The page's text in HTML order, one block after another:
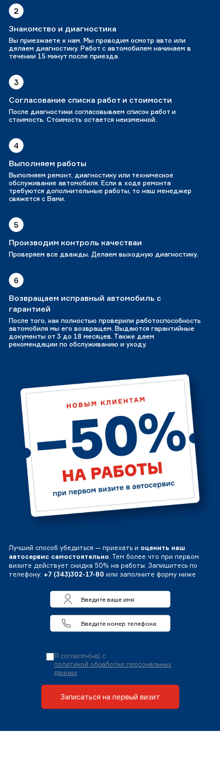
2
Знакомство и диагностика
Вы приезжаете к нам. Мы проводим осмотр авто или
делаем диагностику. Работ с автомобилем начинаем в
течении 15 минут после приезда.
3
Согласование списка работ и стоимости
После диагностики согласовываем список работ и
стоимость. Стоимость остается неизменной.
4
Выполняем работы
Выполняем ремонт, диагностику или техническое
обслуживание автомобиля. Если в ходе ремонта
требуются дополнительные работы, то наш менеджер
свяжется с Вами.
5
Производим контроль качестваи
Проверяем все дважды. Делаем выходную диагностику.
6
Возвращаем исправный автомобиль с
гарантией
После того, как полностью проверили работоспособность
автомобиля мы его возвращем. Выдаются гарантийные
документы от 3 до 18 месяцев. Также даем
рекомендации по обслуживанию и уходу.
Лучший способ убедиться — приехать и оценить наш
автосервис самостоятельно. Тем более что при первом
визите действует скидка 50% на работы. Запишитесь по
телефону: +7 (343)302-17-80 или заполните форму ниже
Я согласен(на) с
политикой обработки персональных
данных
Записаться на первый визит